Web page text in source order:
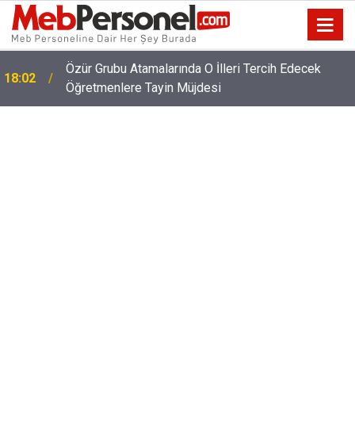
18:02
Özür Grubu Atamalarında O İlleri Tercih Edecek
Öğretmenlere Tayin Müjdesi